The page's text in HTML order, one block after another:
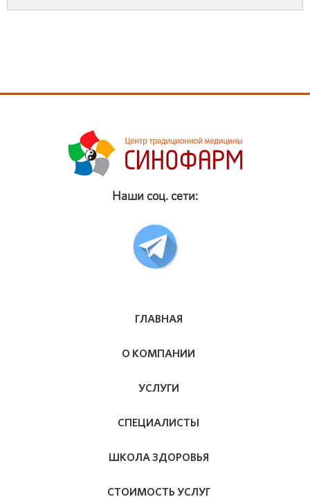
Наши соц. сети:
ГЛАВНАЯ
О КОМПАНИИ
УСЛУГИ
СПЕЦИАЛИСТЫ
ШКОЛА ЗДОРОВЬЯ
СТОИМОСТЬ УСЛУГ